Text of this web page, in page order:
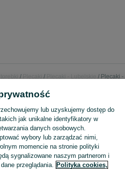
Plecaki Plecaki - Lubelskie
Plecaki -
Szeroki wybór plecaków Lublin ▶️ szkolne, miejskie, sportowe i trekkingowe ✅ Nowe i używane w dobrych cenach ☝ Sprawdź ogłoszenia online na OLX.pl! Zobacz
lub uzyskujemy dostęp do
jak unikalne identyfikatory w
danych osobowych.
wybory lub zarządzać nimi,
momencie na stronie polityki
sygnalizowane naszym partnerom i
przeglądania. Polityka cookies,